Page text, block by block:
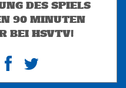
DES SPIELS
90 MINUTEN
BEI HSVTV!